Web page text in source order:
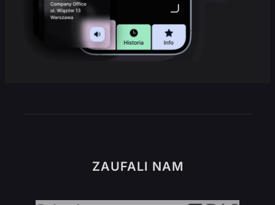
ZAUFALI NAM